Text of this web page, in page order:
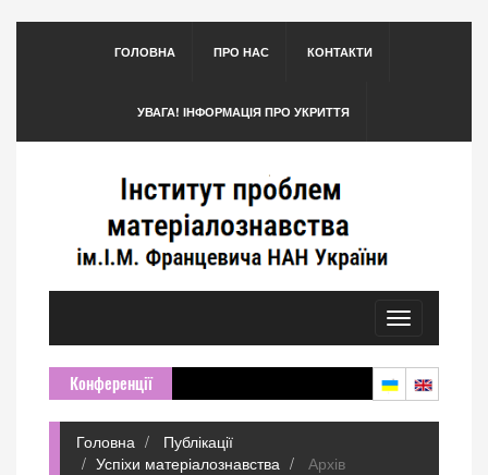
ГОЛОВНА ПРО НАС КОНТАКТИ
УВАГА! ІНФОРМАЦІЯ ПРО УКРИТТЯ
Toggle
navigation
Конференції
Головна
Публікації
Успіхи матеріалознавства
Архів